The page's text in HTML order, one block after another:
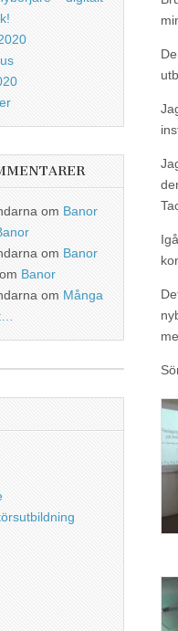
om Banor
om Banor
om Banor
om Många